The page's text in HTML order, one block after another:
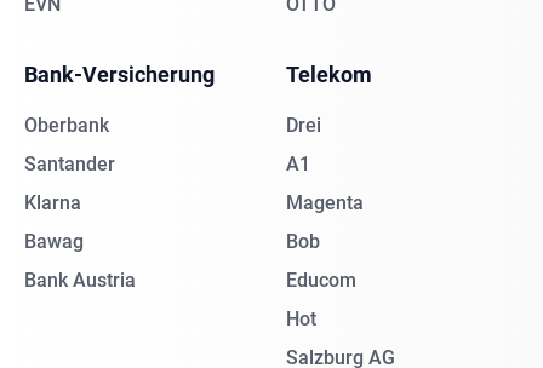
Bank-Versicherung
Oberbank
Santander
Klarna
Bawag
Bank Austria
Telekom
Drei
A1
Magenta
Bob
Educom
Hot
Salzburg AG